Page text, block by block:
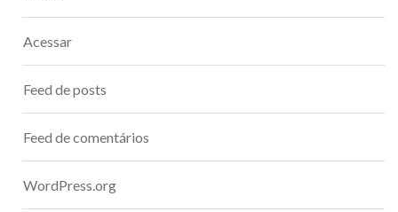
Acessar
Feed de posts
Feed de comentários
WordPress.org